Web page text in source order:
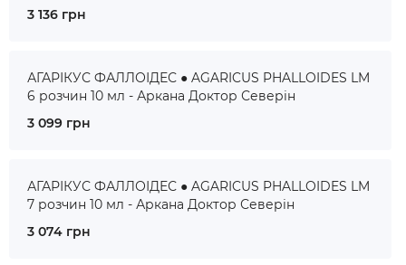
3 136 грн
АГАРІКУС ФАЛЛОІДЕС ● AGARICUS PHALLOIDES LM
6 розчин 10 мл - Аркана Доктор Северін
3 099 грн
АГАРІКУС ФАЛЛОІДЕС ● AGARICUS PHALLOIDES LM
7 розчин 10 мл - Аркана Доктор Северін
3 074 грн